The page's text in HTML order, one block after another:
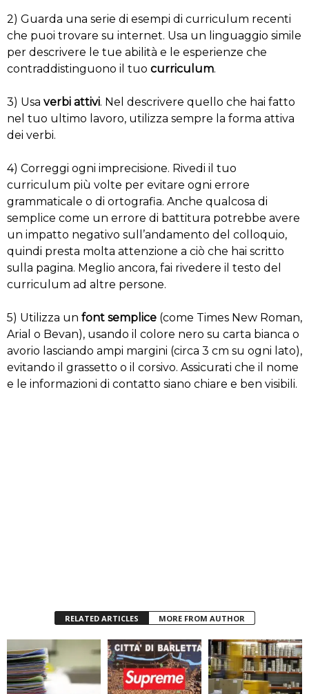
2) Guarda una serie di esempi di curriculum recenti
che puoi trovare su internet. Usa un linguaggio simile
per descrivere le tue abilità e le esperienze che
contraddistinguono il tuo curriculum.
3) Usa verbi attivi. Nel descrivere quello che hai fatto
nel tuo ultimo lavoro, utilizza sempre la forma attiva
dei verbi.
4) Correggi ogni imprecisione. Rivedi il tuo
curriculum più volte per evitare ogni errore
grammaticale o di ortografia. Anche qualcosa di
semplice come un errore di battitura potrebbe avere
un impatto negativo sull’andamento del colloquio,
quindi presta molta attenzione a ciò che hai scritto
sulla pagina. Meglio ancora, fai rivedere il testo del
curriculum ad altre persone.
5) Utilizza un font semplice (come Times New Roman,
Arial o Bevan), usando il colore nero su carta bianca o
avorio lasciando ampi margini (circa 3 cm su ogni lato),
evitando il grassetto o il corsivo. Assicurati che il nome
e le informazioni di contatto siano chiare e ben visibili.
RELATED ARTICLES MORE FROM AUTHOR